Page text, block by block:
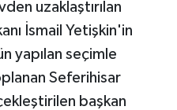
uzaklaştırılan
İsmail Yetişkin'in
yapılan seçimle
Seferihisar
başkan